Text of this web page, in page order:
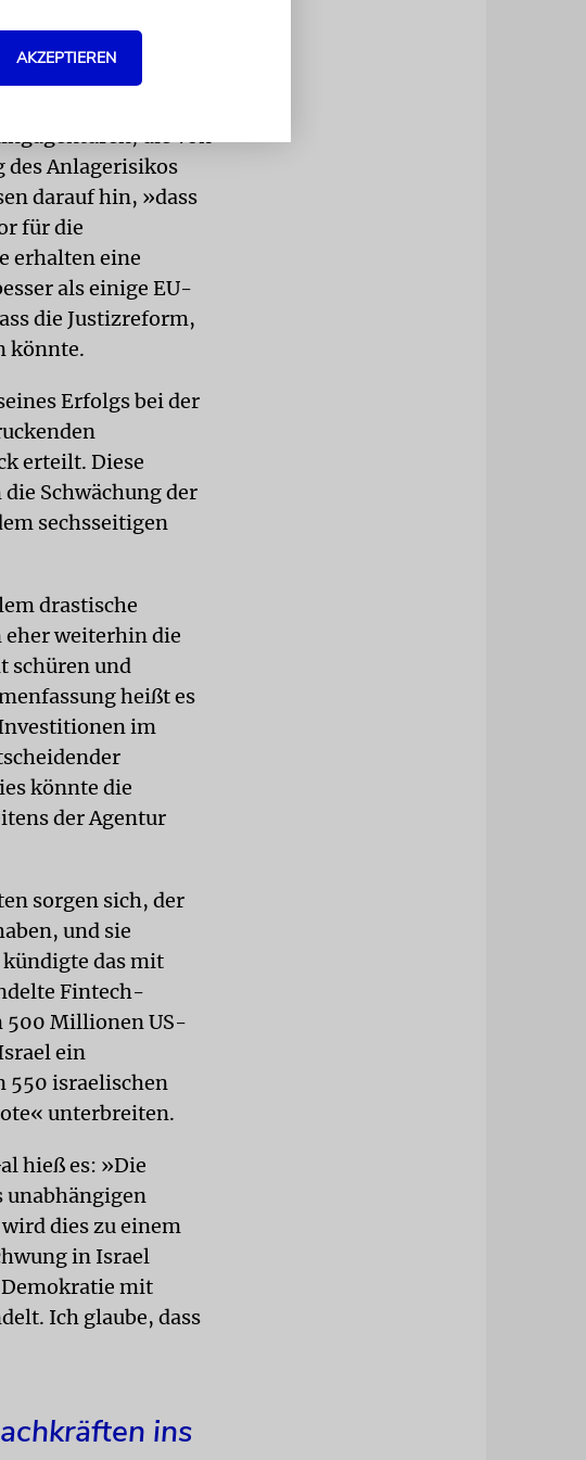
die von
des Anlagerisikos
darauf hin, »dass
für die
erhalten eine
als einige EU-
die Justizreform,
könnte.
Erfolgs bei der
erteilt. Diese
Schwächung der
sechsseitigen
drastische
weiterhin die
schüren und
heißt es
im
könnte die
der Agentur
sorgen sich, der
und sie
das mit
Fintech-
500 Millionen US-
ein
550 israelischen
unterbreiten.
hieß es: »Die
unabhängigen
dies zu einem
in Israel
mit
Ich glaube, dass
ins
AKZEPTIEREN